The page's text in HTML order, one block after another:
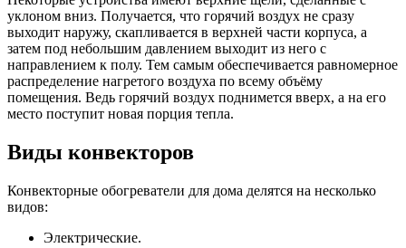
уклоном вниз. Получается, что горячий воздух не сразу
выходит наружу, скапливается в верхней части корпуса, а
затем под небольшим давлением выходит из него с
направлением к полу. Тем самым обеспечивается равномерное
распределение нагретого воздуха по всему объёму
помещения. Ведь горячий воздух поднимется вверх, а на его
место поступит новая порция тепла.
Виды конвекторов
Конвекторные обогреватели для дома делятся на несколько
видов:
Электрические.